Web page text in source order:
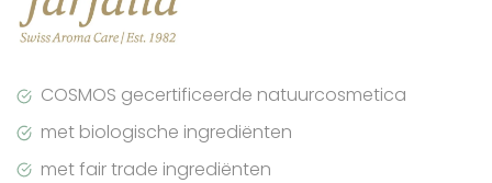
COSMOS gecertificeerde natuurcosmetica
met biologische ingrediënten
met fair trade ingrediënten